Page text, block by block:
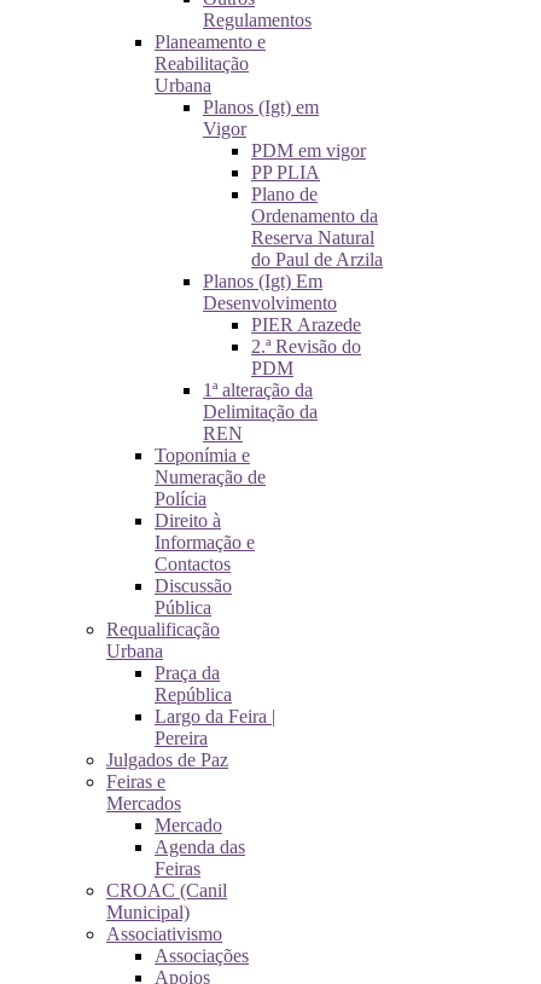
Regulamentos
Planeamento e
Reabilitação
Urbana
Planos (Igt) em
Vigor
PDM em vigor
PP PLIA
Plano de
Ordenamento da
Reserva Natural
do Paul de Arzila
Planos (Igt) Em
Desenvolvimento
PIER Arazede
2.ª Revisão do
PDM
1ª alteração da
Delimitação da
REN
Toponímia e
Numeração de
Polícia
Direito à
Informação e
Contactos
Discussão
Pública
Requalificação
Urbana
Praça da
República
Largo da Feira |
Pereira
Julgados de Paz
Feiras e
Mercados
Mercado
Agenda das
Feiras
CROAC (Canil
Municipal)
Associativismo
Associações
Apoios